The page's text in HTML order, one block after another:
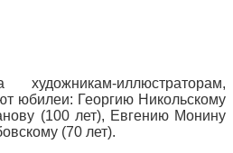
иллюстраторам,
юбилеи: Георгию Никольскому
(100 лет), Евгению Монину
(70 лет).